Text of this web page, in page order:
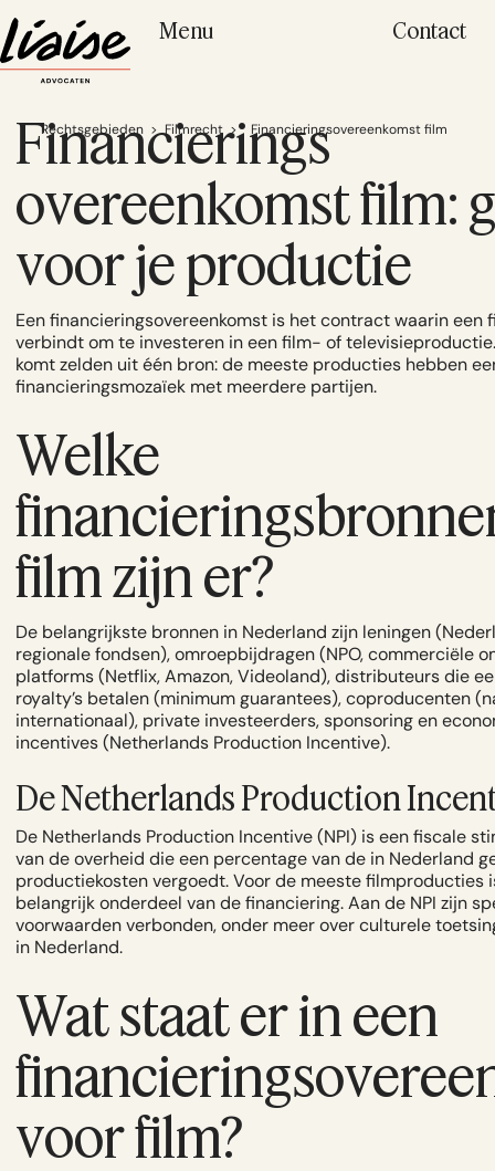
Menu Contact
Rechtsgebieden > Filmrecht > Financieringsovereenkomst film
Financierings
overeenkomst film:
voor je productie
Een financieringsovereenkomst is het contract waarin een
verbindt om te investeren in een film- of
komt zelden uit één bron: de meeste producties hebben
financieringsmozaïek met meerdere partijen.
Welke
film zijn er?
De belangrijkste bronnen in Nederland zijn leningen
regionale fondsen), omroepbijdragen (NPO, commerciële
platforms (Netflix, Amazon, Videoland), distributeurs die
royalty’s betalen (minimum guarantees), coproducenten
internationaal), private investeerders, sponsoring en
incentives (Netherlands Production Incentive).
De Netherlands Production
De Netherlands Production Incentive (NPI) is een fiscale
van de overheid die een percentage van de in Nederland
productiekosten vergoedt. Voor de meeste filmproducties
belangrijk onderdeel van de financiering. Aan de NPI zijn
voorwaarden verbonden, onder meer over culturele
in Nederland.
Wat staat er in een
voor film?